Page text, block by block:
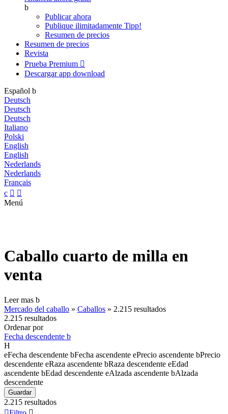
b
Publicar ahora
Publique ilimitadamente Tipp!
Resumen de precios
Resumen de precios
Revista
Prueba Premium 
Descargar app download
Español b
Deutsch
Deutsch
Deutsch
Italiano
Polski
English
English
Nederlands
Nederlands
Français
c  
Menú
Caballo cuarto de milla en
venta
Leer mas b
Mercado del caballo » Caballos » 2.215 resultados
2.215 resultados
Ordenar por
Fecha descendente b
H
eFecha descendente bFecha ascendente ePrecio ascendente bPrecio
descendente eRaza ascendente bRaza descendente eEdad
ascendente bEdad descendente eAlzada ascendente bAlzada
descendente
Guardar
2.215 resultados